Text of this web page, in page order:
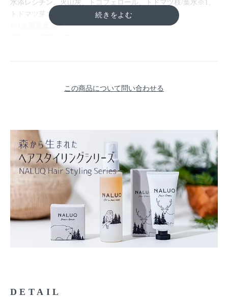
水添レシチン、火山灰、トコフェロール、トドマツ枝/葉水※1、
トドマツ芽エキス※1 水、エタノール
※1北海道産原料
この商品について問い合わせる
DETAIL